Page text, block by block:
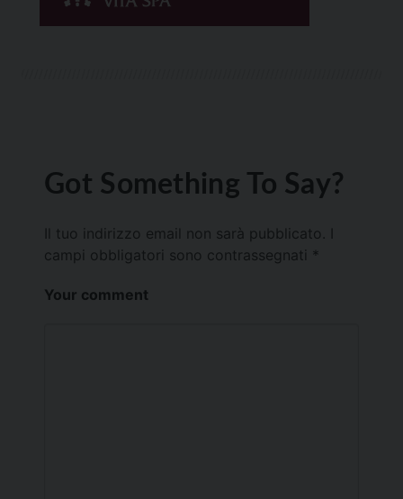
Got Something To Say?
Il tuo indirizzo email non sarà pubblicato.
campi obbligatori sono contrassegnati *
Your comment